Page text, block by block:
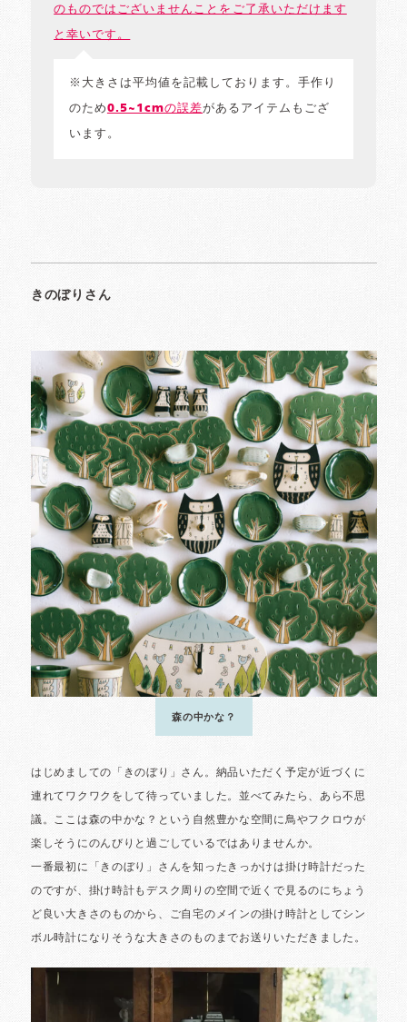
のものではございませんことをご了承いただけます
と幸いです。
※大きさは平均値を記載しております。手作り
のため0.5~1cmの誤差があるアイテムもござ
います。